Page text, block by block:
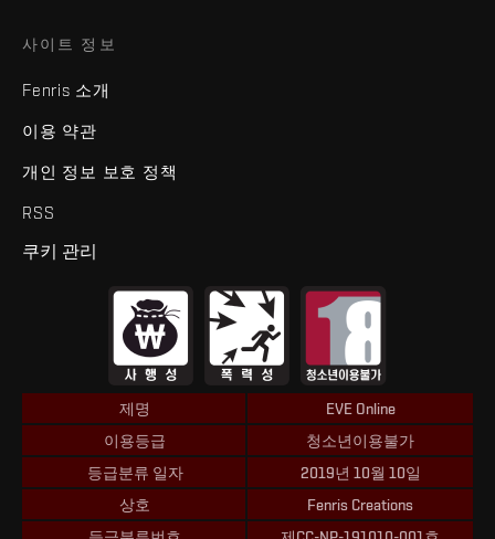
사이트 정보
Fenris 소개
이용 약관
개인 정보 보호 정책
RSS
쿠키 관리
제명
EVE Online
이용등급
청소년이용불가
등급분류 일자
2019년 10월 10일
상호
Fenris Creations